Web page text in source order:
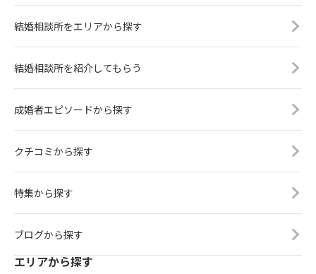
結婚相談所をエリアから探す
結婚相談所を紹介してもらう
成婚者エピソードから探す
クチコミから探す
特集から探す
ブログから探す
エリアから探す